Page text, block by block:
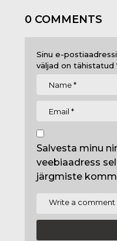
0 COMMENTS
Sinu e-
väljad on tähistatud
Salvesta minu
veebiaadress
järgmiste